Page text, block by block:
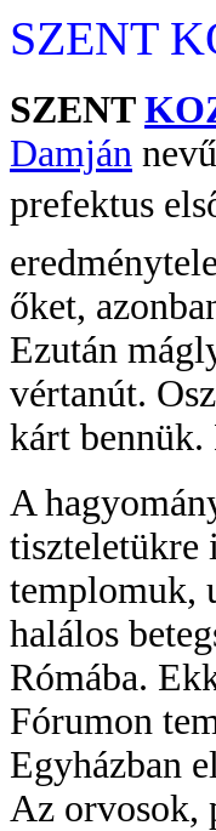
SZENT
SZENT
Damján
prefektus
őket,
Ezután
vértanút.
kárt bennük.
A
tiszteletükre
templomuk,
halálos
Rómába.
Fórumon
Egyházban
Az orvosok,